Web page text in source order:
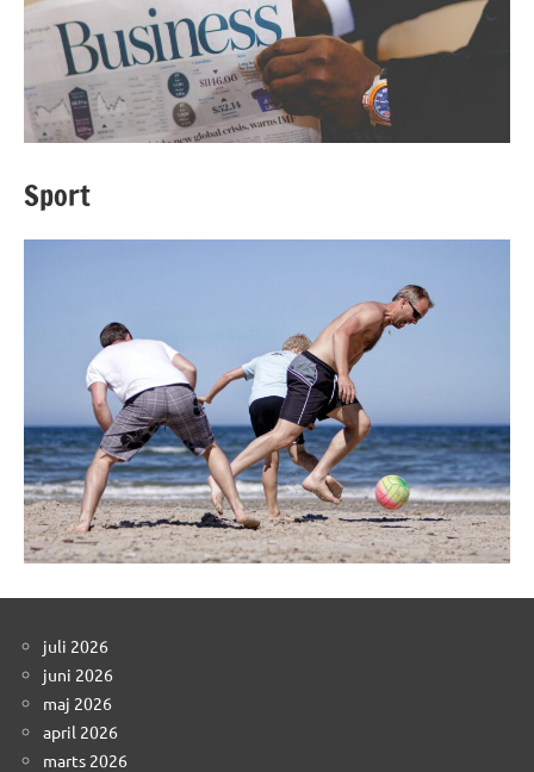
Sport
juli 2026
juni 2026
maj 2026
april 2026
marts 2026